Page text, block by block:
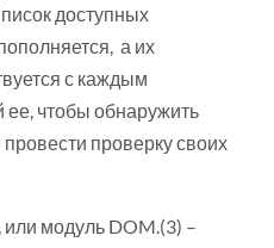
доступных
а их
с каждым
чтобы обнаружить
проверку своих
модуль DOM.(3) –